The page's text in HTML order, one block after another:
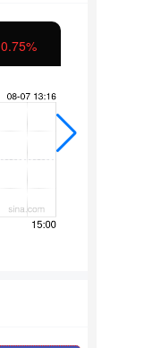
0.75%